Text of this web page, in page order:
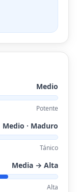
Medio
Potente
Medio · Maduro
Tánico
Media → Alta
Alta